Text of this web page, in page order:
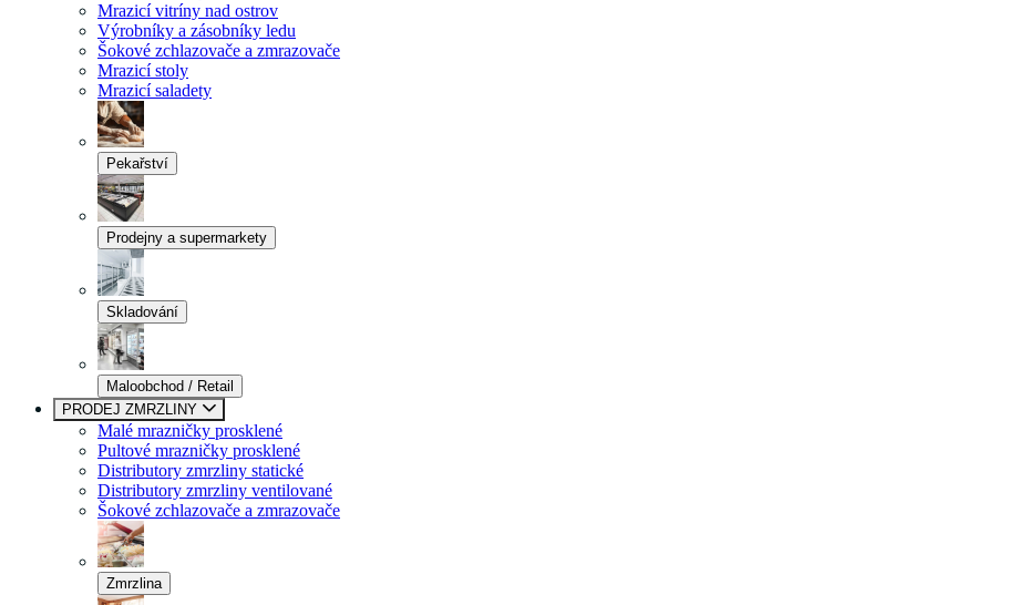
Mrazicí vitríny nad ostrov
Výrobníky a zásobníky ledu
Šokové zchlazovače a zmrazovače
Mrazicí stoly
Mrazicí saladety
Pekařství
Prodejny a supermarkety
Skladování
Maloobchod / Retail
PRODEJ ZMRZLINY
Malé mrazničky prosklené
Pultové mrazničky prosklené
Distributory zmrzliny statické
Distributory zmrzliny ventilované
Šokové zchlazovače a zmrazovače
Zmrzlina